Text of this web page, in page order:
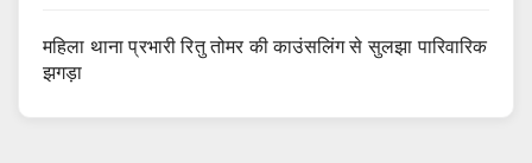
महिला थाना प्रभारी रितु तोमर की काउंसलिंग से सुलझा पारिवारिक
झगड़ा